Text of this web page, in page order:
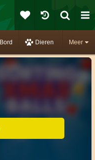
Meer
Bord Dieren